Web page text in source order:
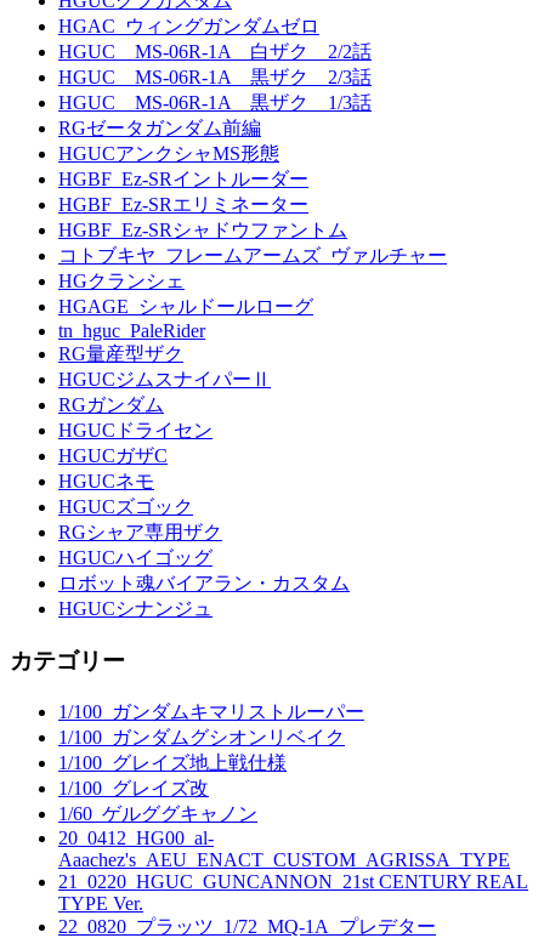
HGAC_ウィングガンダムゼロ
HGUC MS-06R-1A 白ザク 2/2話
HGUC MS-06R-1A 黒ザク 2/3話
HGUC MS-06R-1A 黒ザク 1/3話
RGゼータガンダム前編
HGUCアンクシャMS形態
HGBF_Ez-SRイントルーダー
HGBF_Ez-SRエリミネーター
HGBF_Ez-SRシャドウファントム
コトブキヤ_フレームアームズ_ヴァルチャー
HGクランシェ
HGAGE_シャルドールローグ
tn_hguc_PaleRider
RG量産型ザク
HGUCジムスナイパーⅡ
RGガンダム
HGUCドライセン
HGUCガザC
HGUCネモ
HGUCズゴック
RGシャア専用ザク
HGUCハイゴッグ
ロボット魂バイアラン・カスタム
HGUCシナンジュ
カテゴリー
1/100_ガンダムキマリストルーパー
1/100_ガンダムグシオンリベイク
1/100_グレイズ地上戦仕様
1/100_グレイズ改
1/60_ゲルググキャノン
20_0412_HG00_al-
Aaachez's_AEU_ENACT_CUSTOM_AGRISSA_TYPE
21_0220_HGUC_GUNCANNON_21st CENTURY REAL
TYPE Ver.
22_0820_プラッツ_1/72_MQ-1A_プレデター